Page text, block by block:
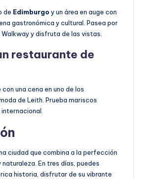
de Edimburgo y un área en auge con
gastronómica y cultural. Pasea por
y disfruta de las vistas.
restaurante de
una cena en uno de los
de Leith. Prueba mariscos
ciudad que combina a la perfección
En tres días, puedes
historia, disfrutar de su vibrante